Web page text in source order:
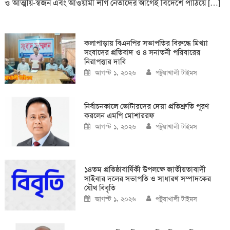
ও আত্মীয়-স্বজন এবং আওয়ামী লীগ নেতাদের আগেই বিদেশে পাঠিয়ে […]
কলাপাড়ায় বিএনপির সভাপতির বিরুদ্ধে মিথ্যা
সংবাদের প্রতিবাদ ও ৪ সনাতনী পরিবারের
নিরাপত্তার দাবি
Posted
on
আগস্ট ১, ২০২৬ Author
পটুয়াখালী টাইমস
নির্বাচনকালে ভোটারদের দেয়া প্রতিশ্রুতি পূরণ
করলেন এমপি মোশাররফ
Posted
on
আগস্ট ১, ২০২৬ Author
পটুয়াখালী টাইমস
১৪তম প্রতিষ্ঠাবার্ষিকী উপলক্ষে জাতীয়তাবাদী
সাইবার দলের সভাপতি ও সাধারণ সম্পাদকের
যৌথ বিবৃতি
Posted
on
আগস্ট ১, ২০২৬ Author
পটুয়াখালী টাইমস